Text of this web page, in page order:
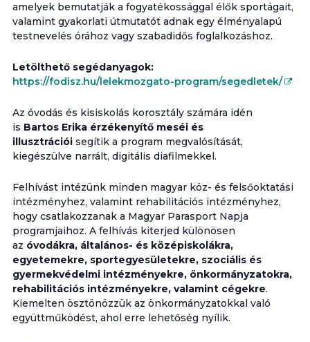
amelyek bemutatják a fogyatékossággal élők sportágait,
valamint gyakorlati útmutatót adnak egy élményalapú
testnevelés órához vagy szabadidős foglalkozáshoz.
Letölthető segédanyagok:
https://fodisz.hu/lelekmozgato-program/segedletek/
Az óvodás és kisiskolás korosztály számára idén
is Bartos Erika érzékenyítő meséi és
illusztrációisegítik a program megvalósítását,
kiegészülve narrált, digitális diafilmekkel.
Felhívást intézünk minden magyar köz- és felsőoktatási
intézményhez, valamint rehabilitációs intézményhez,
hogy csatlakozzanak a Magyar Parasport Napja
programjaihoz. A felhívás kiterjed különösen
az óvodákra, általános- és középiskolákra,
egyetemekre, sportegyesületekre, szociális és
gyermekvédelmi intézményekre, önkormányzatokra,
rehabilitációs intézményekre, valamint cégekre.
Kiemelten ösztönözzük az önkormányzatokkal való
együttműködést, ahol erre lehetőség nyílik.